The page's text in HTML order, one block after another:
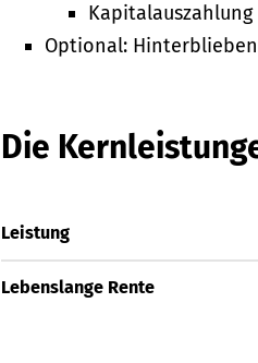
Kapitalauszahlung
Optional:
Die
Leistung
Lebenslange Rente